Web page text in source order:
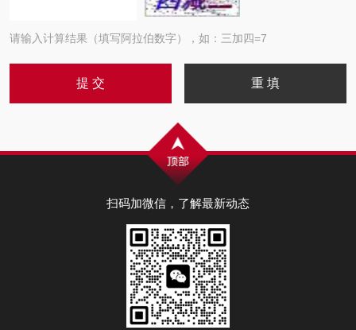
请输入计算结果（填写阿拉伯数字），如：三加四=7
扫码加微信，了解最新动态